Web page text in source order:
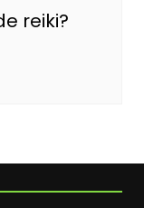
reiki?